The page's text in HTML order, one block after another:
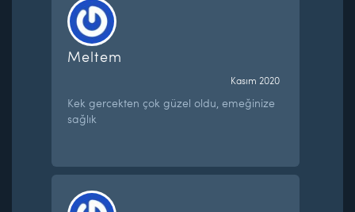
Meltem
Kasım 2020
Kek gercekten çok güzel oldu, emeğinize
sağlık